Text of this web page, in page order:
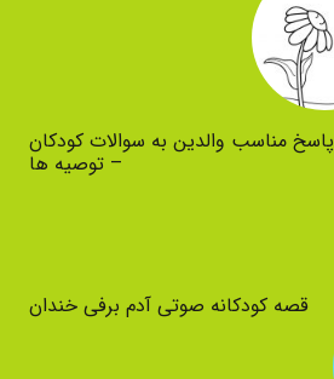
پاسخ مناسب والدین به سوالات کودکان
– توصیه ها
قصه کودکانه صوتی آدم برفی خندان